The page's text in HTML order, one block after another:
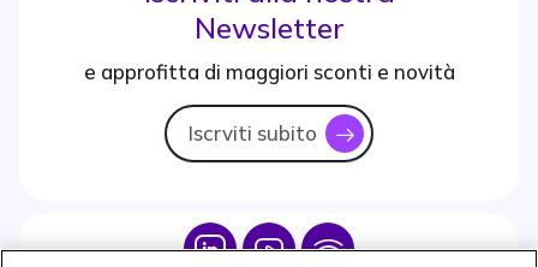
Newsletter
e approfitta di maggiori sconti e novità
Iscrviti subito icon
Icon IconIcon